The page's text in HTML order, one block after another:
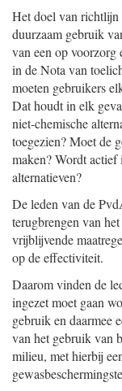
Het doel van richtlijn
duurzaam gebruik
van een op voorzorg
in de Nota van
moeten gebruikers
Dat houdt in elk
niet-chemische
toegezien? Moet de
maken? Wordt
alternatieven?
De leden van de
terugbrengen van
vrijblijvende
op de effectiviteit.
Daarom vinden de
ingezet moet gaan
gebruik en daarmee
van het gebruik van
milieu, met hierbij